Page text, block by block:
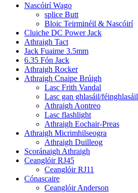
Nascóirí Wago
splice Butt
Bloic Teirminéil & Nascóirí
Cluiche DC Power Jack
Athraigh Tact
Jack Fuaime 3.5mm
6.35 Fón Jack
Athraigh Rocker
Athraigh Cnaipe Brúigh
Lasc Frith Vandal
Lasc gan ghlasáil/féinghlasáil
Athraigh Aontreo
Lasc flashlight
Athraigh Eochair-Preas
Athraigh Micrimhilseogra
Athraigh Duilleog
Scoránaigh Athraigh
Ceanglóir RJ45
Ceanglóir RJ11
Cónascaire
Ceanglóir Anderson